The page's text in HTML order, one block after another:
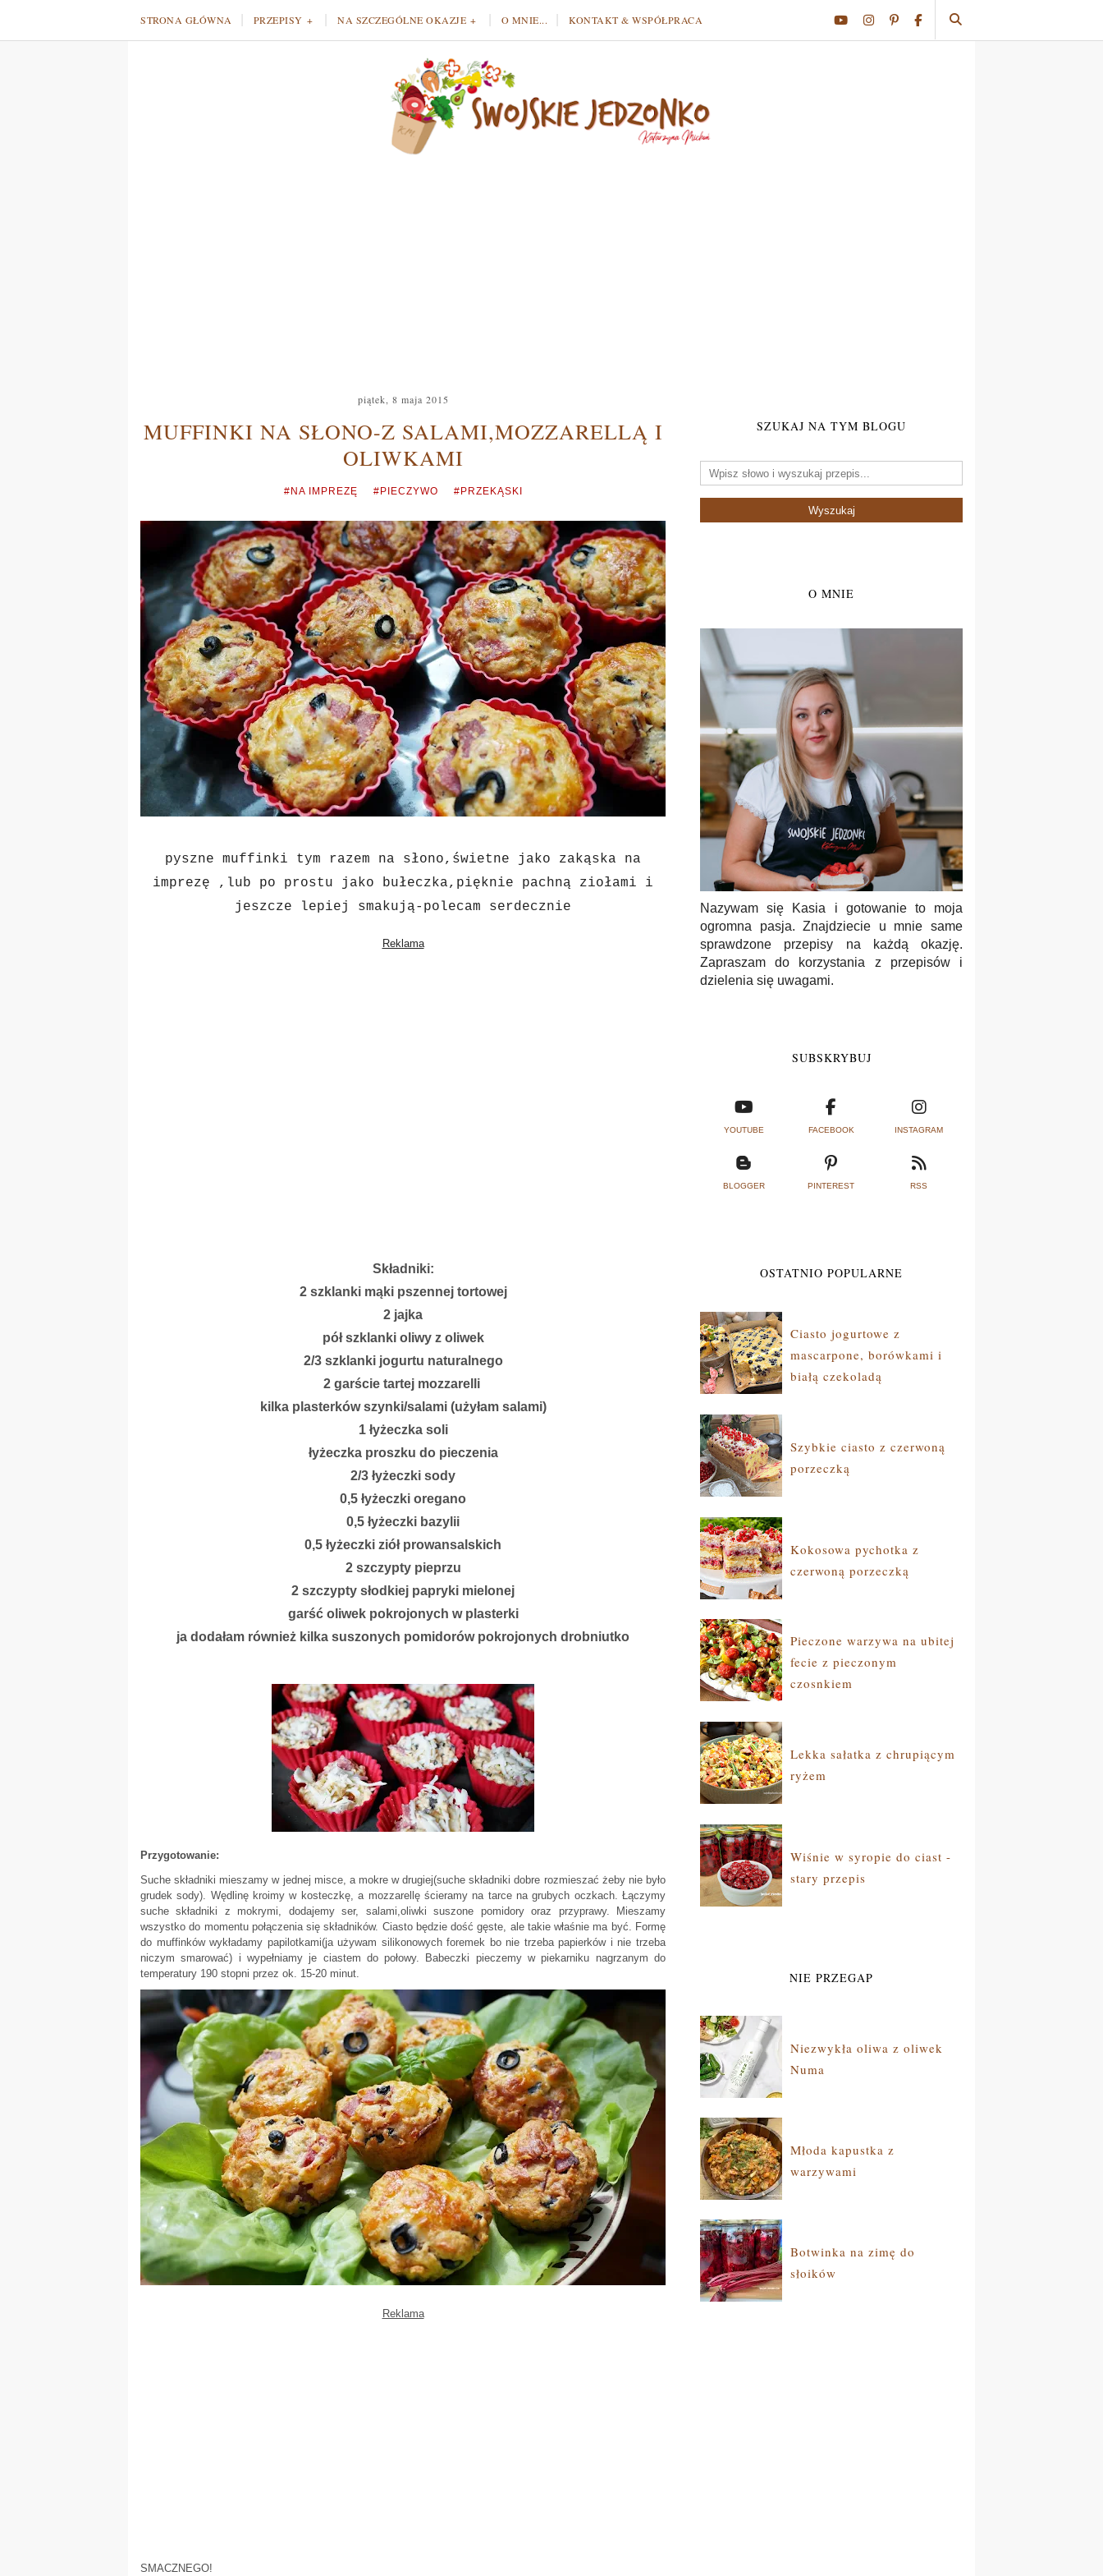
STRONA GŁÓWNA PRZEPISY NA SZCZEGÓLNE OKAZJE O MNIE... KONTAKT & WSPÓŁPRACA
piątek, 8 maja 2015
MUFFINKI NA SŁONO-Z SALAMI,MOZZARELLĄ I
OLIWKAMI
#NA IMPREZĘ #PIECZYWO #PRZEKĄSKI
pyszne muffinki tym razem na słono,świetne jako zakąska na
imprezę ,lub po prostu jako bułeczka,pięknie pachną ziołami i
jeszcze lepiej smakują-polecam serdecznie
Składniki:
2 szklanki mąki pszennej tortowej
2 jajka
pół szklanki oliwy z oliwek
2/3 szklanki jogurtu naturalnego
2 garście tartej mozzarelli
kilka plasterków szynki/salami (użyłam salami)
1 łyżeczka soli
łyżeczka proszku do pieczenia
2/3 łyżeczki sody
0,5 łyżeczki oregano
0,5 łyżeczki bazylii
0,5 łyżeczki ziół prowansalskich
2 szczypty pieprzu
2 szczypty słodkiej papryki mielonej
garść oliwek pokrojonych w plasterki
ja dodałam również kilka suszonych pomidorów pokrojonych drobniutko
Przygotowanie:
Suche składniki mieszamy w jednej misce, a mokre w drugiej(suche składniki dobre rozmieszać żeby nie było
grudek sody). Wędlinę kroimy w kosteczkę, a mozzarellę ścieramy na tarce na grubych oczkach. Łączymy
suche składniki z mokrymi, dodajemy ser, salami,oliwki suszone pomidory oraz przyprawy. Mieszamy
wszystko do momentu połączenia się składników. Ciasto będzie dość gęste, ale takie właśnie ma być. Formę
do muffinków wykładamy papilotkami(ja używam silikonowych foremek bo nie trzeba papierków i nie trzeba
niczym smarować) i wypełniamy je ciastem do połowy. Babeczki pieczemy w piekarniku nagrzanym do
temperatury 190 stopni przez ok. 15-20 minut.
SMACZNEGO!
SZUKAJ NA TYM BLOGU
O MNIE
Nazywam się Kasia i gotowanie to moja
ogromna pasja. Znajdziecie u mnie same
sprawdzone przepisy na każdą okazję.
Zapraszam do korzystania z przepisów i
dzielenia się uwagami.
SUBSKRYBUJ
YOUTUBE FACEBOOK INSTAGRAM
BLOGGER PINTEREST RSS
OSTATNIO POPULARNE
Ciasto jogurtowe z
mascarpone, borówkami i
białą czekoladą
Szybkie ciasto z czerwoną
porzeczką
Kokosowa pychotka z
czerwoną porzeczką
Pieczone warzywa na ubitej
fecie z pieczonym
czosnkiem
Lekka sałatka z chrupiącym
ryżem
Wiśnie w syropie do ciast -
stary przepis
NIE PRZEGAP
Niezwykła oliwa z oliwek
Numa
Młoda kapustka z
warzywami
Botwinka na zimę do
słoików